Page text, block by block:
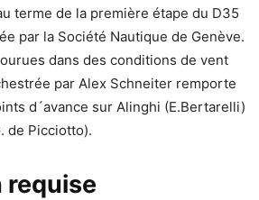
terme de la première étape du D35
par la Société Nautique de Genève.
dans des conditions de vent
par Alex Schneiter remporte
d´avance sur Alinghi (E.Bertarelli)
de Picciotto).
requise